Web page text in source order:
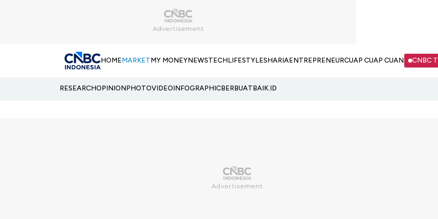
HOMEMARKETMY MONEYNEWSTECHLIFESTYLESHARIAENTREPRENEURCUAP CUAP CUAN CNBC
RESEARCHOPINIONPHOTOVIDEOINFOGRAPHICBERBUATBAIK.ID